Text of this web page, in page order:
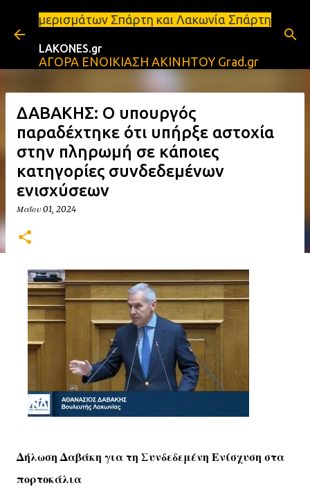
Μετάβαση στο κύριο περιεχόμενο
Σπάρτη και Λακωνία Σπάρτη - Ενοικιάζεται
LAKONES.gr
ΑΓΟΡΑ ΕΝΟΙΚΙΑΣΗ ΑΚΙΝΗΤΟΥ Grad.gr
ΔΑΒΑΚΗΣ: Ο υπουργός
παραδέχτηκε ότι υπήρξε αστοχία
στην πληρωμή σε κάποιες
κατηγορίες συνδεδεμένων
ενισχύσεων
Μαΐου 01, 2024
Δήλωση Δαβάκη για τη Συνδεδεμένη Ενίσχυση στα
πορτοκάλια